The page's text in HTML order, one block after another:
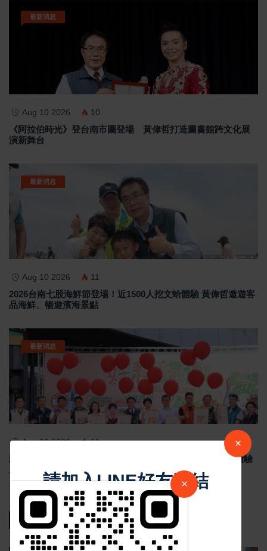
最新消息
Aug 10 2026 10
《阿拉伯時光》登台南市圖登場 黃偉哲打造圖書館跨文化展
演新舞台
最新消息
Aug 10 2026 11
2026台南七股海鮮節登場！近1500人挖文蛤體驗 黃偉哲邀遊客
品海鮮、暢遊濱海景點
最新消息
Aug 10 2026 11
歸仁釋迦節登場！黃偉哲邀民眾品嚐大目釋迦 騎鐵馬採果體驗
熱門新聞
×
請加入LINE好友連結
中 華 超 傳 媒
×